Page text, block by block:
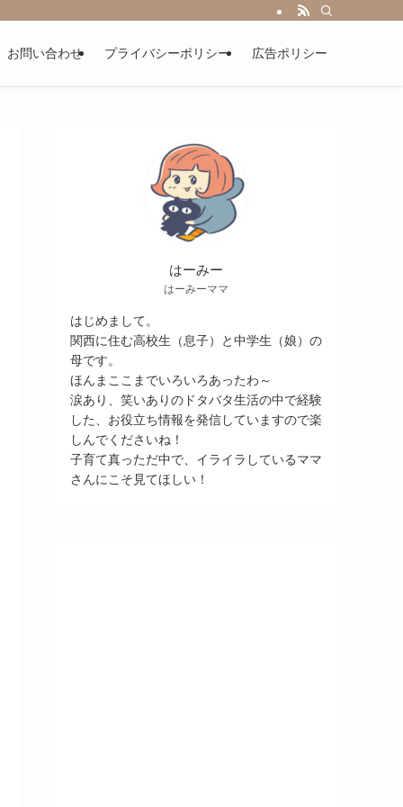
お問い合わせ プライバシーポリシー 広告ポリシー
はーみー
はーみーママ
はじめまして。
関西に住む高校生（息子）と中学生（娘）の
母です。
ほんまここまでいろいろあったわ～
涙あり、笑いありのドタバタ生活の中で経験
した、お役立ち情報を発信していますので楽
しんでくださいね！
子育て真っただ中で、イライラしているママ
さんにこそ見てほしい！